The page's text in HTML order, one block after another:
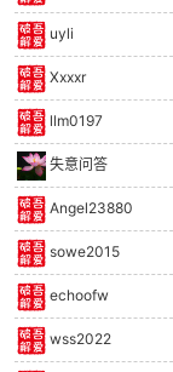
uyli
Xxxxr
llm0197
失意问答
Angel23880
sowe2015
echoofw
wss2022